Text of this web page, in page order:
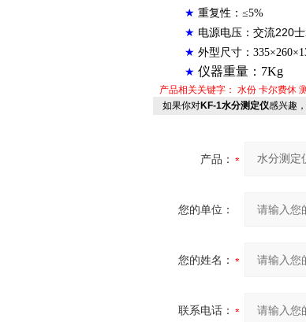
★ 重复性： ≤5%
★ 电源电压：交流220士
★ 外型尺寸： 335×260×
★ 仪器重量： 7Kg
产品相关关键字： 水份 卡尔费休
如果你对KF-1水分测定仪感兴趣
产品：
您的单位：
您的姓名：
联系电话：